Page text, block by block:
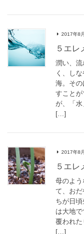
2017年8
５エ
潤い、
く、し
海。そ
すこと
が、「
[…]
2017年8
５エ
母のよ
て、お
ちが日
は大地
覆われた
[…]